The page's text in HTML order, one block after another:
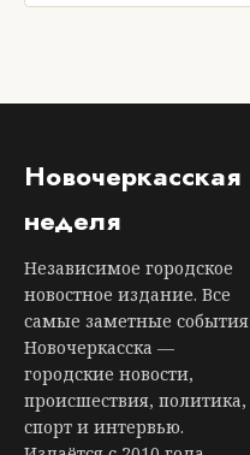
Новочеркасская
неделя
Независимое городское
новостное издание. Все
самые заметные события
Новочеркасска —
городские новости,
происшествия, политика,
спорт и интервью.